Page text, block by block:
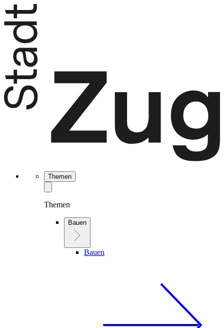
Themen
Themen
Bauen
Bauen